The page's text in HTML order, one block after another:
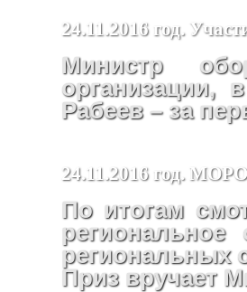
24.11.2016 год.
Министр
организации,
Рабеев – за
24.11.2016 год. МОРО
По итогам
региональных
Приз вручает